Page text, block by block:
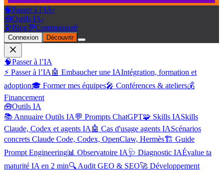
🧠Passer à l’IA›
🧰Outils IA›
🔭Blog💬Communauté
Connexion Découvrir
🧠Passer à l’IA
⚡ Passer à l’IA 🤖 Embaucher une IAIntégration, formation et
adoption🎓 Former mes équipes🎤 Conférences & ateliers💰
Financement
🧰Outils IA
📚 Annuaire Outils IA 💬 Prompts ChatGPT🧩 Skills IASkills
Claude, Codex et agents IA 🤖 Cas d'usage agents IAScénarios
concrets Claude Code, Codex, OpenClaw, Hermès🏗️ Guide
Prompt Engineering📊 Observatoire IA 🩺 Diagnostic IAÉvalue ta
maturité IA en 2 min🔍 Audit GEO & SEO🚀 Développement